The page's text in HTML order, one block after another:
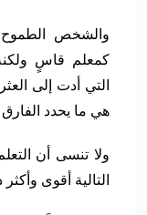
والشخص
كمعلم قاسٍ
التي أدت إلى
هي ما يحدد الفارق
ولا تنسى أن
التالية أقوى